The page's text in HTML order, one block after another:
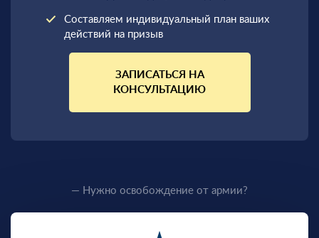
Составляем индивидуальный план ваших
действий на призыв
ЗАПИСАТЬСЯ НА
КОНСУЛЬТАЦИЮ
— Нужно освобождение от армии?